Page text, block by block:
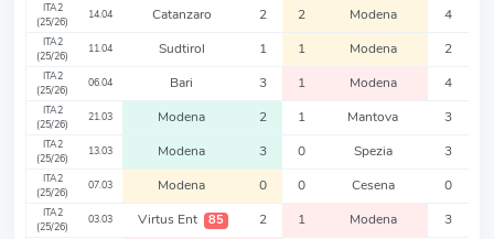
ITA2
(25/26)
14.04 Catanzaro 2 2 Modena 4
ITA2
(25/26)
11.04 Sudtirol 1 1 Modena 2
ITA2
(25/26)
06.04 Bari 3 1 Modena 4
ITA2
(25/26)
21.03 Modena 2 1 Mantova 3
ITA2
(25/26)
13.03 Modena 3 0 Spezia 3
ITA2
(25/26)
07.03 Modena 0 0 Cesena 0
ITA2
(25/26)
03.03 Virtus Ent 85 2 1 Modena 3